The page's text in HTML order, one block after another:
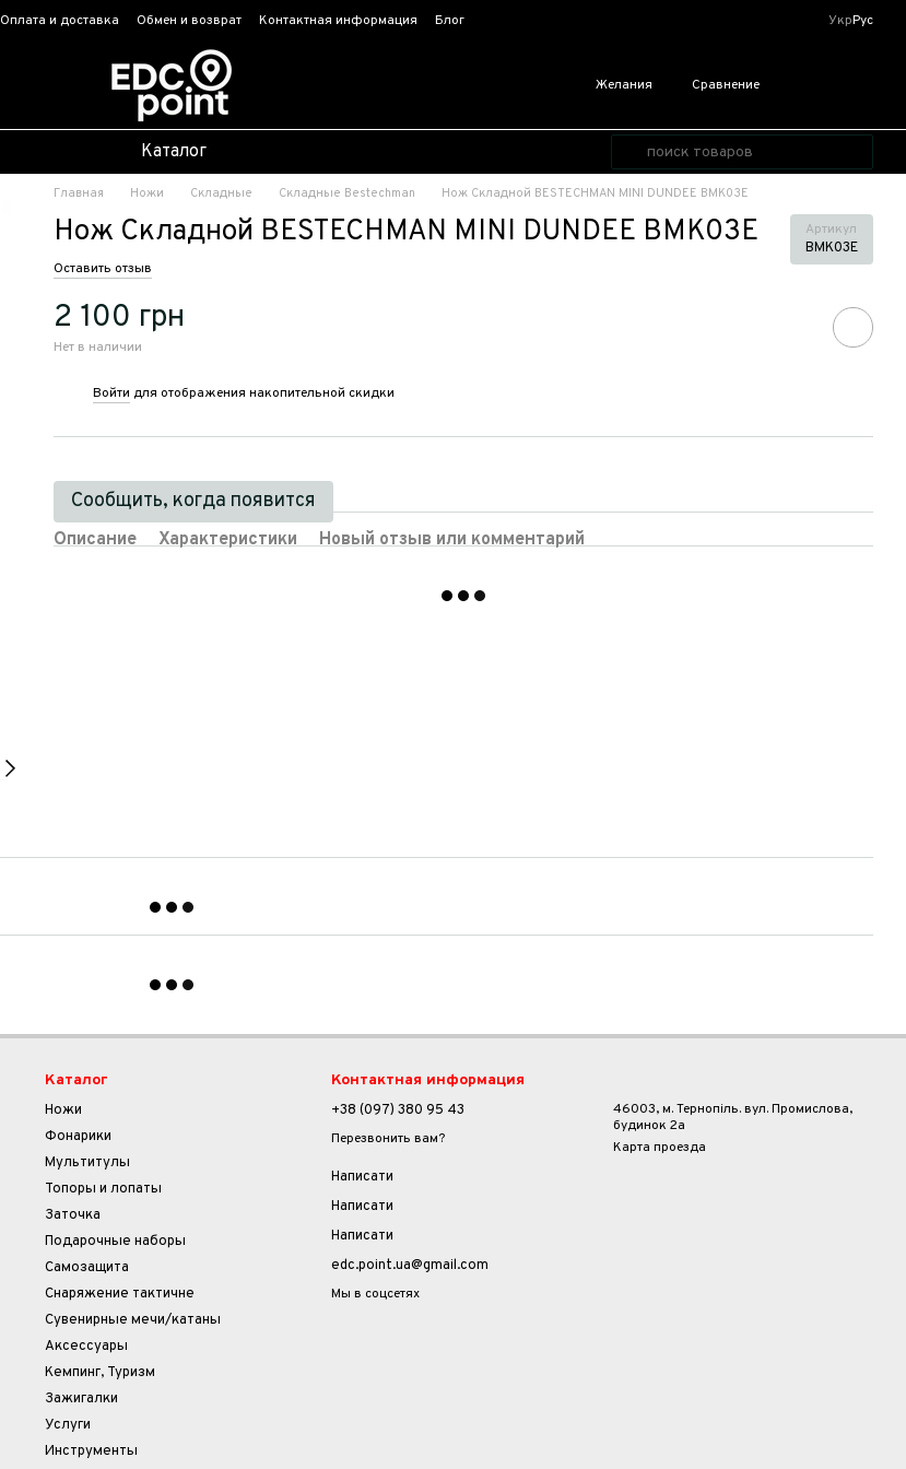
Оплата и доставка Обмен и возврат Контактная информация Блог УкрРус
Желания Сравнение
Каталог
Главная Ножи Складные Складные Bestechman Нож Складной BESTECHMAN MINI DUNDEE BMK03E
Нож Складной BESTECHMAN MINI DUNDEE BMK03E
Артикул
BMK03E
Оставить отзыв
2 100 грн
Нет в наличии
Войти для отображения накопительной скидки
Сообщить, когда появится
Описание Характеристики Новый отзыв или комментарий
Каталог
Ножи
Фонарики
Мультитулы
Топоры и лопаты
Заточка
Подарочные наборы
Самозащита
Снаряжение тактичне
Сувенирные мечи/катаны
Аксессуары
Кемпинг, Туризм
Зажигалки
Услуги
Инструменты
Контактная информация
+38 (097) 380 95 43
Перезвонить вам?
Написати
Написати
Написати
edc.point.ua@gmail.com
46003, м. Тернопіль. вул. Промислова,
будинок 2а
Карта проезда
Мы в соцсетях